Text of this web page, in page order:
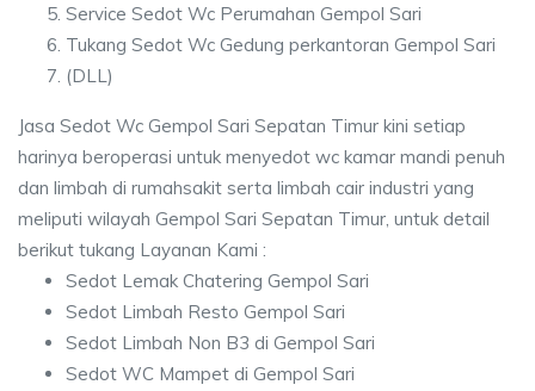
Service Sedot Wc Perumahan Gempol Sari
Tukang Sedot Wc Gedung perkantoran Gempol Sari
(DLL)
Jasa Sedot Wc Gempol Sari Sepatan Timur kini setiap
harinya beroperasi untuk menyedot wc kamar mandi penuh
dan limbah di rumahsakit serta limbah cair industri yang
meliputi wilayah Gempol Sari Sepatan Timur, untuk detail
berikut tukang Layanan Kami :
Sedot Lemak Chatering Gempol Sari
Sedot Limbah Resto Gempol Sari
Sedot Limbah Non B3 di Gempol Sari
Sedot WC Mampet di Gempol Sari